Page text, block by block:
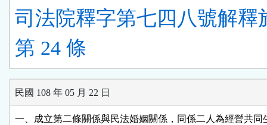
司法院釋字第七四八號解釋
第 24 條
民國 108 年 05 月 22 日
一、成立第二條關係與民法婚姻關係，同係二人為經營共同